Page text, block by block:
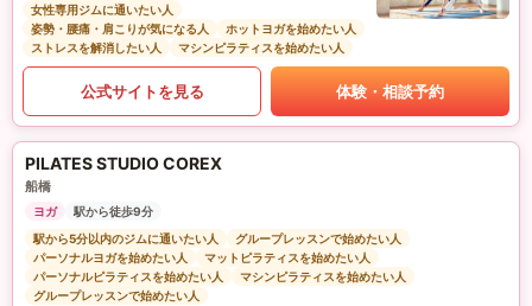
女性専用ジムに通いたい人
姿勢・腰痛・肩こりが気になる人
ホットヨガを始めたい人
ストレスを解消したい人
マシンピラティスを始めたい人
公式サイトを見る 体験・相談予約
PILATES STUDIO COREX
船橋
ヨガ
駅から徒歩9分
駅から5分以内のジムに通いたい人
グループレッスンで始めたい人
パーソナルヨガを始めたい人
マットピラティスを始めたい人
パーソナルピラティスを始めたい人
マシンピラティスを始めたい人
グループレッスンで始めたい人